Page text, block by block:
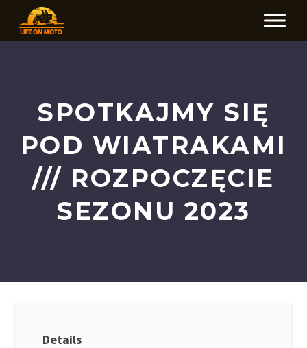
SPOTKAJMY SIĘ
POD WIATRAKAMI
/// ROZPOCZĘCIE
SEZONU 2023
Details